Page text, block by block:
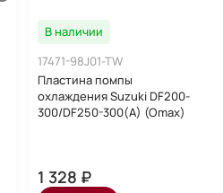
В наличии
17471-98J01-TW
Пластина помпы
охлаждения Suzuki DF200-
300/DF250-300(A) (Omax)
1 328 ₽